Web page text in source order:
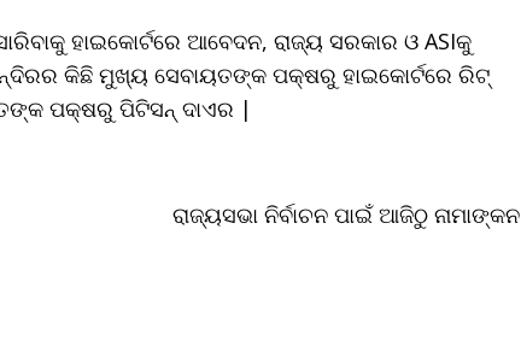
ହାଇକୋର୍ଟରେ ଆବେଦନ, ରାଜ୍ୟ ସରକାର ଓ ASIକୁ
କିଛି ମୁଖ୍ୟ ସେବାୟତଙ୍କ ପକ୍ଷରୁ ହାଇକୋର୍ଟରେ ରିଟ୍
ପକ୍ଷରୁ ପିଟିସନ୍ ଦାଏର |
ରାଜ୍ୟସଭା ନିର୍ବାଚନ ପାଇଁ ଆଜିଠୁ ନାମାଙ୍କନ